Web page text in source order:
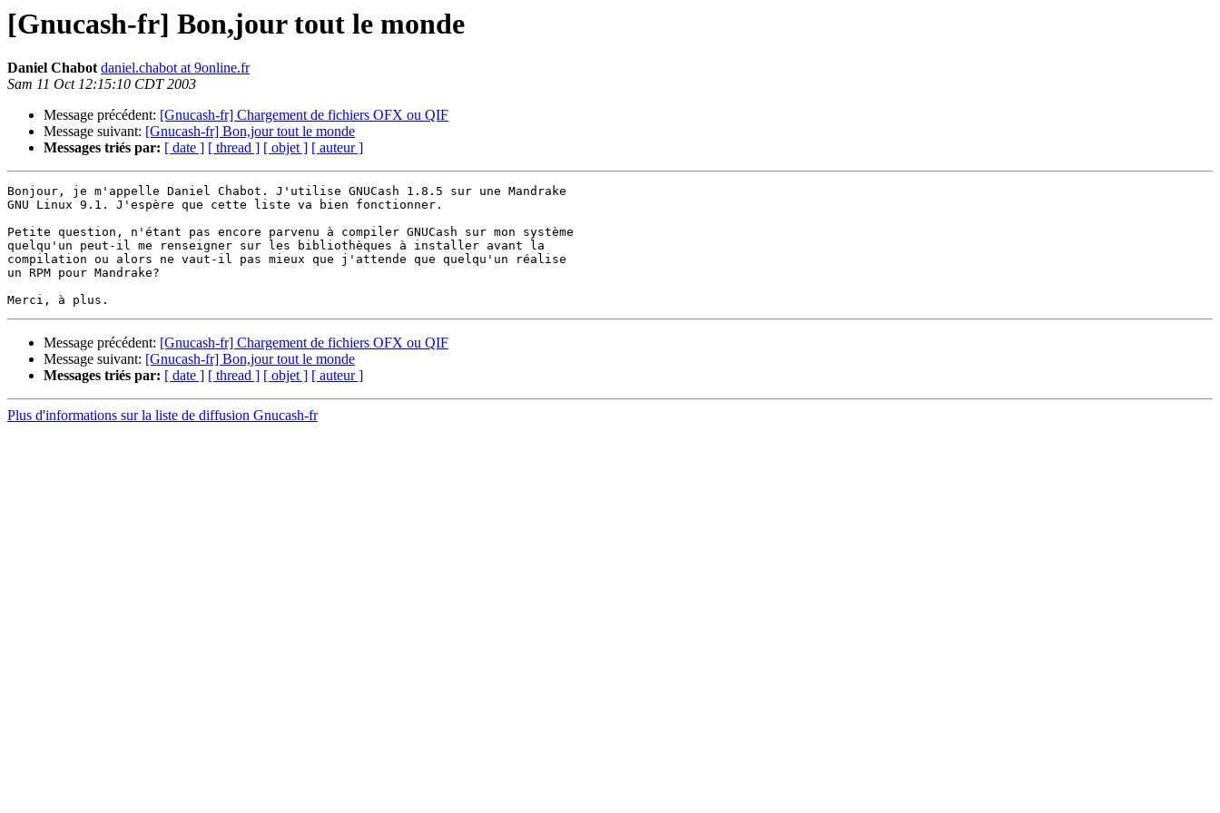
[Gnucash-fr] Bon,jour tout le monde
Daniel Chabotdaniel.chabot at 9online.fr
Sam 11 Oct 12:15:10 CDT 2003
Message précédent: [Gnucash-fr] Chargement de fichiers OFX ou QIF
Message suivant: [Gnucash-fr] Bon,jour tout le monde
Messages triés par: [ date ] [ thread ] [ objet ] [ auteur ]
Bonjour, je m'appelle Daniel Chabot. J'utilise GNUCash 1.8.5 sur une Mandrake
GNU Linux 9.1. J'espère que cette liste va bien fonctionner.
Petite question, n'étant pas encore parvenu à compiler GNUCash sur mon système
quelqu'un peut-il me renseigner sur les bibliothèques à installer avant la
compilation ou alors ne vaut-il pas mieux que j'attende que quelqu'un réalise
un RPM pour Mandrake?
Message précédent: [Gnucash-fr] Chargement de fichiers OFX ou QIF
Message suivant: [Gnucash-fr] Bon,jour tout le monde
Messages triés par: [ date ] [ thread ] [ objet ] [ auteur ]
Plus d'informations sur la liste de diffusion Gnucash-fr